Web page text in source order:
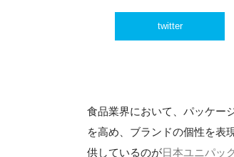
twitter
食品業界において、パッケー
を高め、ブランドの個性を表
供しているのが日本ユニパッ